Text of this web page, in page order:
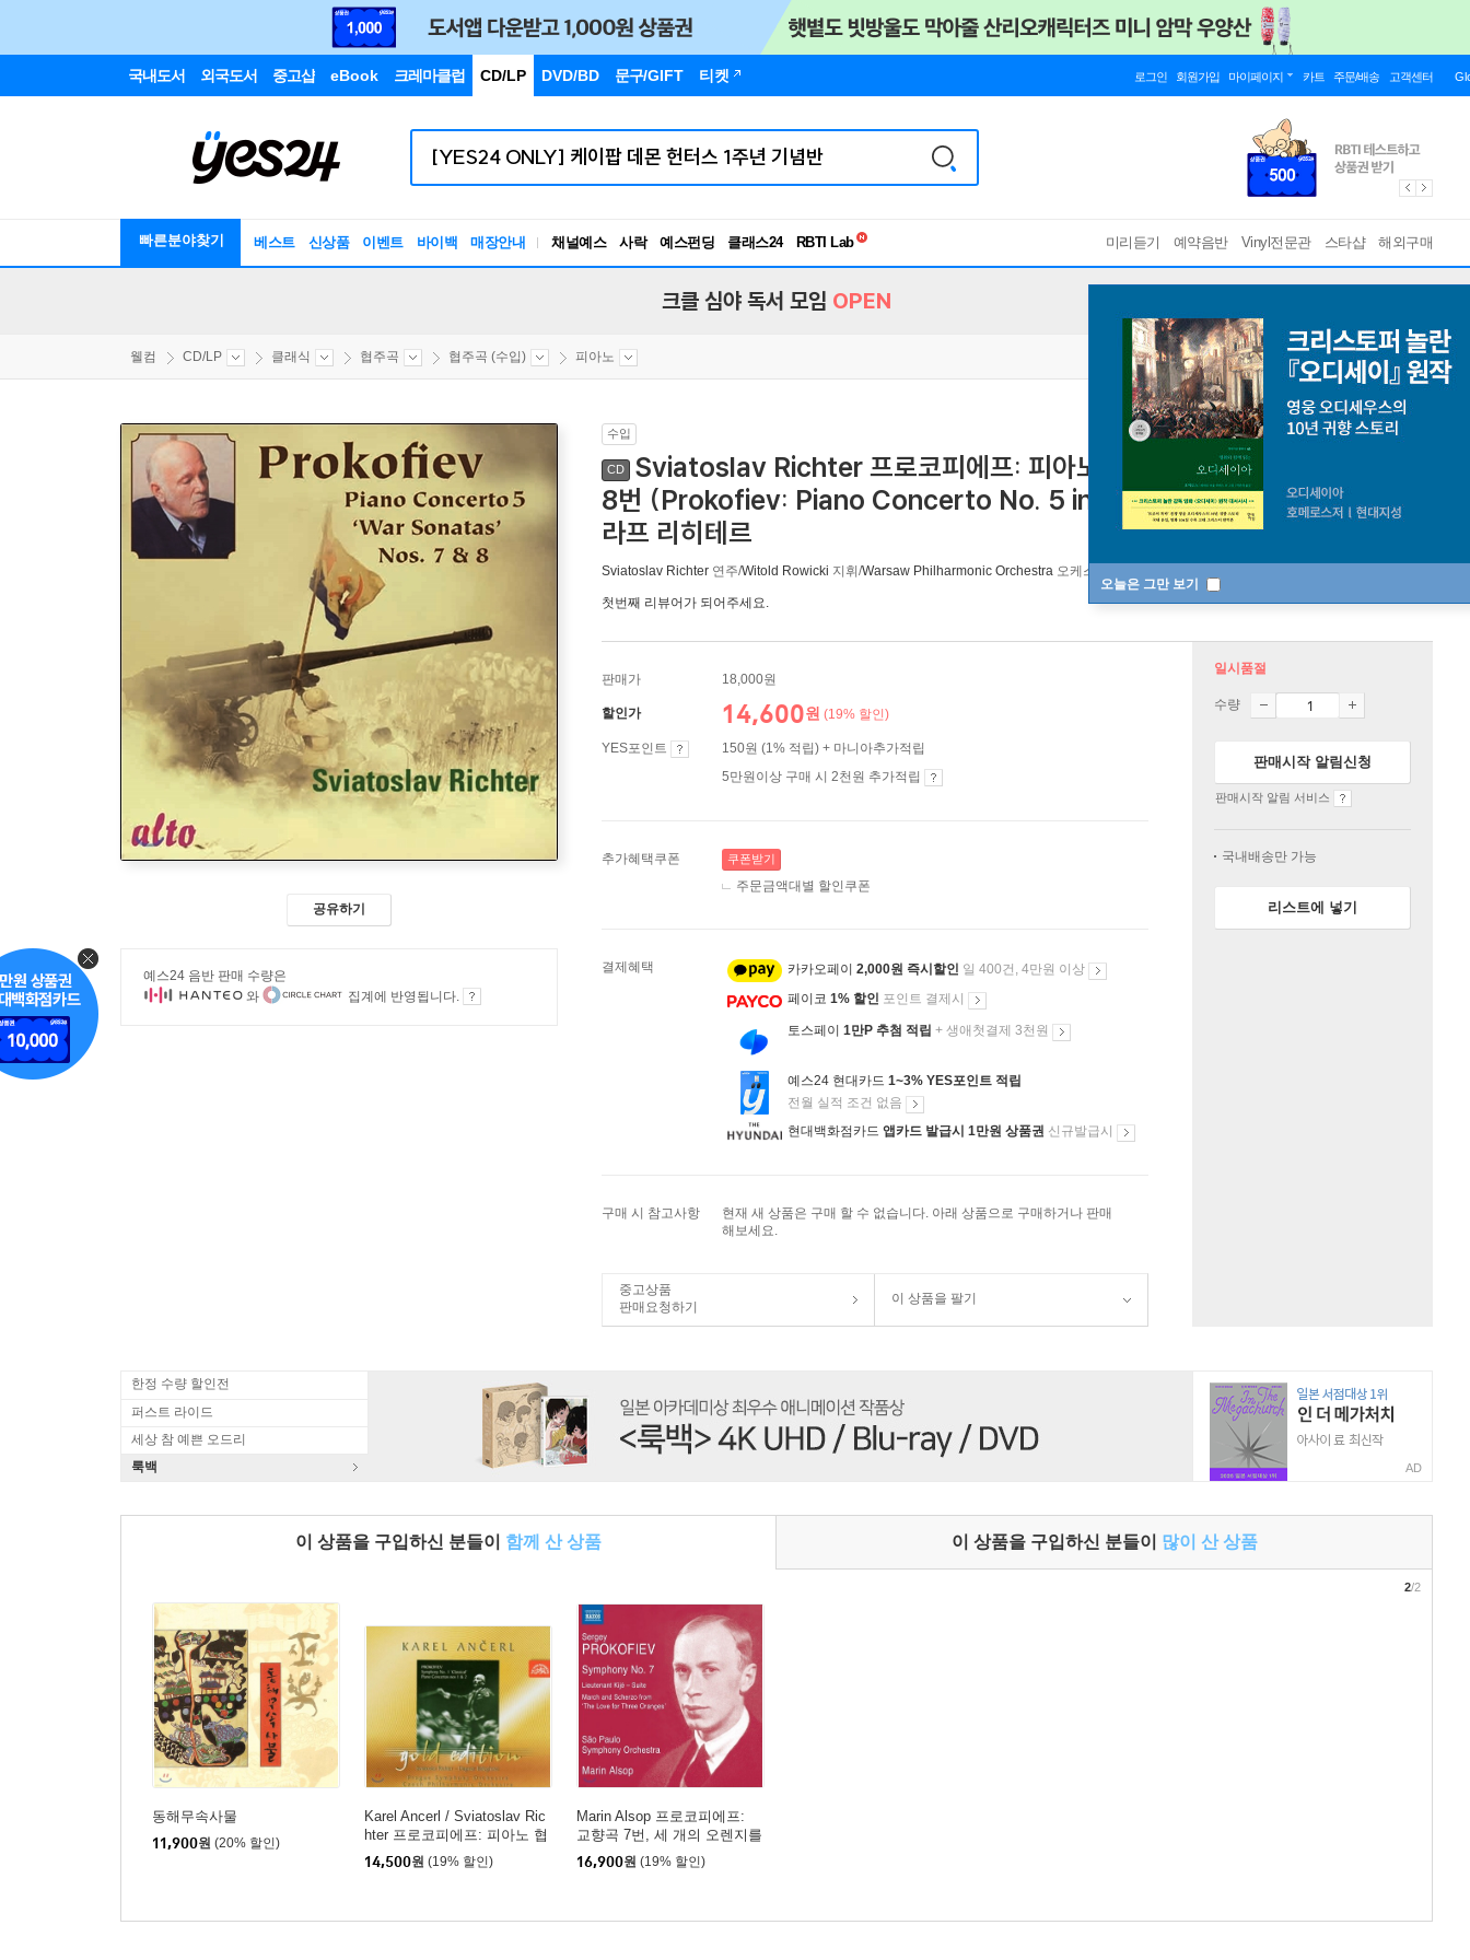
국내도서 외국도서 중고샵 eBook 크레마클럽 CD/LP DVD/BD 문구/GIFT 티켓 로그인 회원가입 마이페이지 카트 주문/배송 고객센터
빠른분야찾기 베스트 신상품 이벤트 바이백 매장안내 채널예스 사락 예스펀딩 클래스24
독서유형검사
미리듣기 예약음반 Vinyl전문관 스타샵 해외구매
오늘은 그만 보기
크클 심야 독서 모임 OPEN
웰컴 CD/LP 클래식 협주곡 협주곡 (수입) 피아노
공유하기
예스24 음반 판매 수량은
와
집계에 반영됩니다.
수입
CD
Sviatoslav Richter 프로코피에프: 피아노 협주곡 5번, 피아노 소나타 7,
8번 (Prokofiev: Piano Concerto No. 5 in G major, Op. 55) 스비아토슬
라프 리히테르
Sviatoslav Richter 연주/Witold Rowicki 지휘/Warsaw Philharmonic Orchestra 오케스트라
첫번째 리뷰어가 되어주세요.
판매가 18,000원
할인가 14,600원 (19% 할인)
YES포인트
150원 (1% 적립) + 마니아추가적립
5만원이상 구매 시 2천원 추가적립
추가혜택쿠폰 쿠폰받기
주문금액대별 할인쿠폰
결제혜택 카카오페이 2,000원 즉시할인 일 400건, 4만원 이상
페이코 1% 할인 포인트 결제시
토스페이 1만P 추첨 적립 + 생애첫결제 3천원
예스24 현대카드 1~3% YES포인트 적립
전월 실적 조건 없음
현대백화점카드 앱카드 발급시 1만원 상품권 신규발급시
구매 시 참고사항
현재 새 상품은 구매 할 수 없습니다. 아래 상품으로 구매하거나 판매
해보세요.
중고상품
판매요청하기
이 상품을 팔기
일시품절
수량
판매시작 알림신청
판매시작 알림 서비스
국내배송만 가능
리스트에 넣기
한정 수량 할인전
퍼스트 라이드
세상 참 예쁜 오드리
룩백
AD
이 상품을 구입하신 분들이 함께 산 상품 이 상품을 구입하신 분들이 많이 산 상품
동해무속사물
11,900원 (20% 할인)
Karel Ancerl / Sviatoslav Ric
hter 프로코피에프: 피아노 협
주곡 (Prokofiev: Piano Conc
ertos Nos. 1 & 2)
14,500원 (19% 할인)
Marin Alsop 프로코피에프:
교향곡 7번, 세 개의 오렌지를
위한 사랑 & 키제 중위 모음
곡 (Prokofiev: Symphony O
16,900원 (19% 할인)
2/2